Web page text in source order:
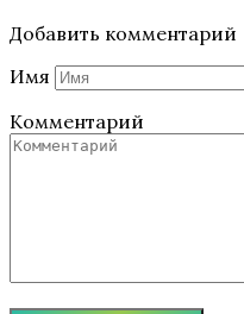
Добавить комментарий
Имя
Комментарий